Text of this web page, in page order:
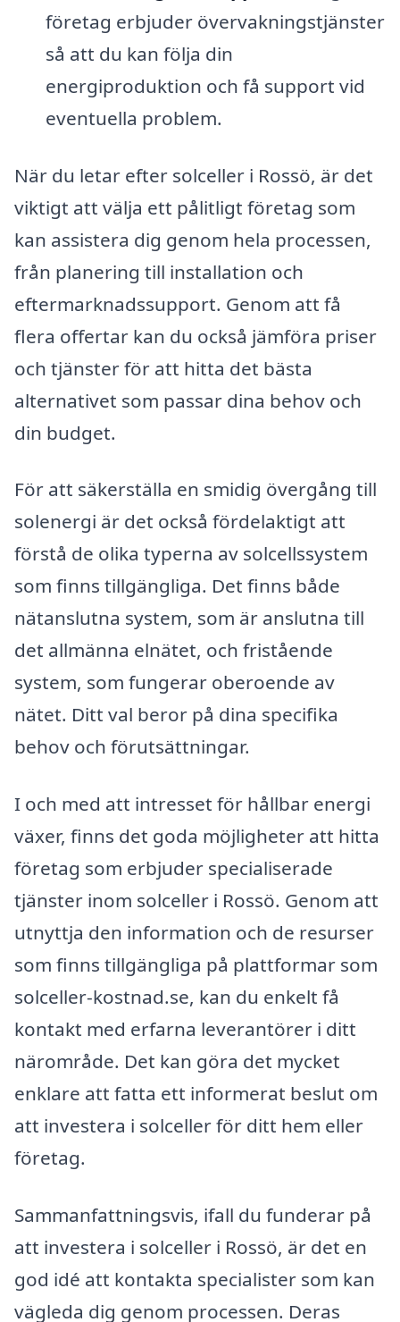
företag erbjuder övervakningstjänster
så att du kan följa din
energiproduktion och få support vid
eventuella problem.
När du letar efter solceller i Rossö, är det
viktigt att välja ett pålitligt företag som
kan assistera dig genom hela processen,
från planering till installation och
eftermarknadssupport. Genom att få
flera offertar kan du också jämföra priser
och tjänster för att hitta det bästa
alternativet som passar dina behov och
din budget.
För att säkerställa en smidig övergång till
solenergi är det också fördelaktigt att
förstå de olika typerna av solcellssystem
som finns tillgängliga. Det finns både
nätanslutna system, som är anslutna till
det allmänna elnätet, och fristående
system, som fungerar oberoende av
nätet. Ditt val beror på dina specifika
behov och förutsättningar.
I och med att intresset för hållbar energi
växer, finns det goda möjligheter att hitta
företag som erbjuder specialiserade
tjänster inom solceller i Rossö. Genom att
utnyttja den information och de resurser
som finns tillgängliga på plattformar som
solceller-kostnad.se, kan du enkelt få
kontakt med erfarna leverantörer i ditt
närområde. Det kan göra det mycket
enklare att fatta ett informerat beslut om
att investera i solceller för ditt hem eller
företag.
Sammanfattningsvis, ifall du funderar på
att investera i solceller i Rossö, är det en
god idé att kontakta specialister som kan
vägleda dig genom processen. Deras